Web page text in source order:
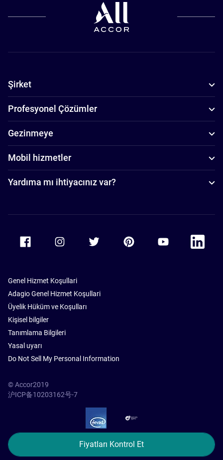
Fiyatları Kontrol Et
Şirket
Profesyonel Çözümler
Gezinmeye
Mobil hizmetler
Yardıma mı ihtiyacınız var?
Accor Youtube
Accor
Genel Hizmet Koşullari
Adagio Genel Hizmet Koşullari
Üyelik Hüküm ve Koşulları
Kişisel bilgiler
Tanımlama Bilgileri
Yasal uyarı
Do Not Sell My Personal Information
© Accor2019
沪ICP备10203162号-7